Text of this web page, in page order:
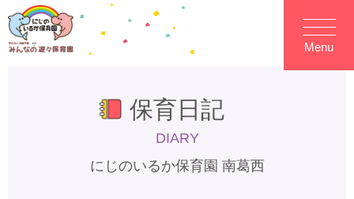
Menu
保育日記
DIARY
にじのいるか保育園 南葛西